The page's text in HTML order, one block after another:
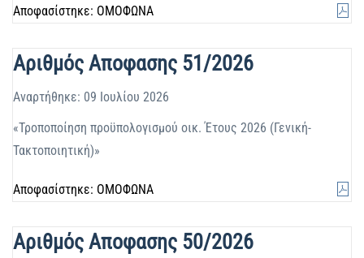
Αποφασίστηκε: ΟΜΟΦΩΝΑ
Αριθμός Αποφασης 51/2026
Αναρτήθηκε: 09 Ιουλίου 2026
«Τροποποίηση προϋπολογισμού οικ. Έτους 2026 (Γενική-
Τακτοποιητική)»
Αποφασίστηκε: ΟΜΟΦΩΝΑ
Αριθμός Αποφασης 50/2026